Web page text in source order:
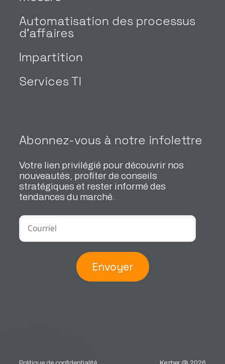
Automatisation des processus
d’affaires
Impartition
Services TI
Abonnez-vous à notre infolettre
Votre lien privilégié pour découvrir nos
nouveautés, profiter de conseils
stratégiques et rester informé des
tendances du marché.
Envoyer